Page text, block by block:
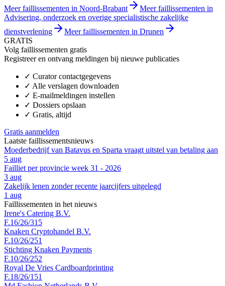
Meer faillissementen in Noord-Brabant
Meer faillissementen in
Advisering, onderzoek en overige specialistische zakelijke
dienstverlening
Meer faillissementen in Drunen
GRATIS
Volg faillissementen gratis
Registreer en ontvang meldingen bij nieuwe publicaties
✓ Curator contactgegevens
✓ Alle verslagen downloaden
✓ E-mailmeldingen instellen
✓ Dossiers opslaan
✓ Gratis, altijd
Gratis aanmelden
Laatste faillissementsnieuws
Moederbedrijf van Batavus en Sparta vraagt uitstel van betaling aan
5 aug
Failliet per provincie week 31 - 2026
3 aug
Zakelijk lenen zonder recente jaarcijfers uitgelegd
1 aug
Faillissementen in het nieuws
Irene's Catering B.V.
F.16/26/315
Knaken Cryptohandel B.V.
F.10/26/251
Stichting Knaken Payments
F.10/26/252
Royal De Vries Cardboardprinting
F.18/26/151